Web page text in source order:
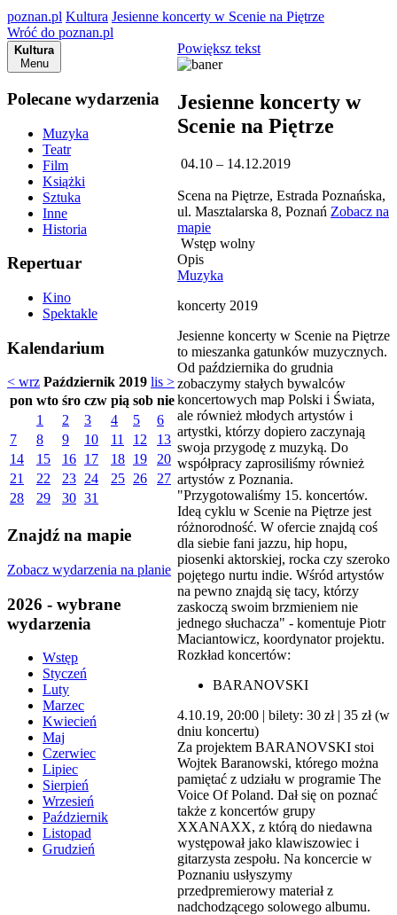
poznan.pl Kultura Jesienne koncerty w Scenie na Piętrze
Wróć do poznan.pl
Kultura
Menu
Polecane wydarzenia
Muzyka
Teatr
Film
Książki
Sztuka
Inne
Historia
Repertuar
Kino
Spektakle
Kalendarium
< wrz Październik 2019 lis >
pon wto śro czw pią sob nie
1
2 3 4 5
6
7
8 9 10 11 12
13
14
15 16 17 18 19
20
21
22 23 24 25 26
27
28
29 30 31
Znajdź na mapie
Zobacz wydarzenia na planie
2026 - wybrane
wydarzenia
Wstęp
Styczeń
Luty
Marzec
Kwiecień
Maj
Czerwiec
Lipiec
Sierpień
Wrzesień
Październik
Listopad
Grudzień
Powiększ tekst
Jesienne koncerty w
Scenie na Piętrze
04.10 – 14.12.2019
Scena na Piętrze, Estrada Poznańska,
ul. Masztalarska 8, Poznań Zobacz na
mapie
Wstęp wolny
Opis
Muzyka
koncerty 2019
Jesienne koncerty w Scenie na Piętrze
to mieszanka gatunków muzycznych.
Od października do grudnia
zobaczymy stałych bywalców
koncertowych map Polski i Świata,
ale również młodych artystów i
artystki, którzy dopiero zaczynają
swoja przygodę z muzyką. Do
współpracy zaprosiliśmy również
artystów z Poznania.
"Przygotowaliśmy 15. koncertów.
Ideą cyklu w Scenie na Piętrze jest
różnorodność. W ofercie znajdą coś
dla siebie fani jazzu, hip hopu,
piosenki aktorskiej, rocka czy szeroko
pojętego nurtu indie. Wśród artystów
na pewno znajdą się tacy, którzy
zaskoczą swoim brzmieniem nie
jednego słuchacza" - komentuje Piotr
Maciantowicz, koordynator projektu.
Rozkład koncertów:
BARANOVSKI
4.10.19, 20:00 | bilety: 30 zł | 35 zł (w
dniu koncertu)
Za projektem BARANOVSKI stoi
Wojtek Baranowski, którego można
pamiętać z udziału w programie The
Voice Of Poland. Dał się on poznać
także z koncertów grupy
XXANAXX, z którą do niedawna
występował jako klawiszowiec i
gitarzysta zespołu. Na koncercie w
Poznaniu usłyszymy
przedpremierowy materiał z
nadchodzącego solowego albumu.